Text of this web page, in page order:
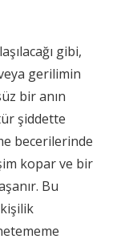
gibi,
gerilimin
bir anın
şiddette
becerilerinde
kopar ve bir
Bu